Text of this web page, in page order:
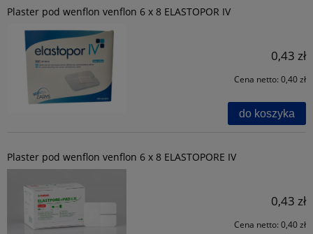
Plaster pod wenflon venflon 6 x 8 ELASTOPOR IV
0,43 zł
Cena netto: 0,40 zł
do koszyka
Plaster pod wenflon venflon 6 x 8 ELASTOPORE IV
0,43 zł
Cena netto: 0,40 zł